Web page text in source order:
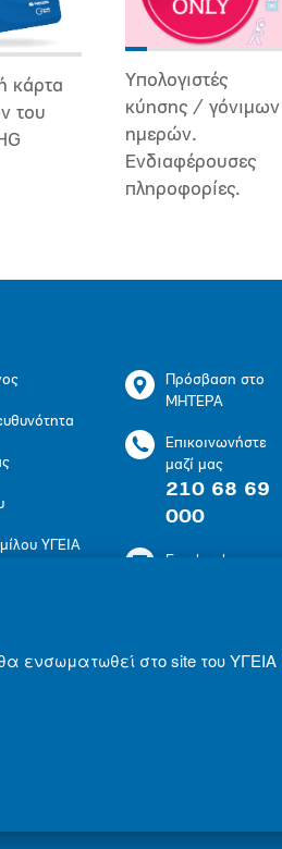
κάρτα
του
Υπολογιστές
κύησης / γόνιμων
ημερών.
Ενδιαφέρουσες
πληροφορίες.
ΥΓΕΙΑ
Πρόσβαση στο
ΜΗΤΕΡΑ
Επικοινωνήστε
μαζί μας
210 68 69
000
Facebook
Youtube
ενσωματωθεί στο site του ΥΓΕΙΑ